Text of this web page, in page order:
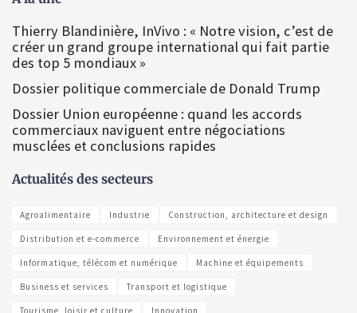
Thierry Blandinière, InVivo : « Notre vision, c’est de
créer un grand groupe international qui fait partie
des top 5 mondiaux »
Dossier politique commerciale de Donald Trump
Dossier Union européenne : quand les accords
commerciaux naviguent entre négociations
musclées et conclusions rapides
Actualités des secteurs
Agroalimentaire Industrie Construction, architecture et design
Distribution et e-commerce Environnement et énergie
Informatique, télécom et numérique Machine et équipements
Business et services Transport et logistique